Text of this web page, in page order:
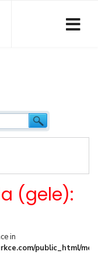
(gele):
in
public_html/